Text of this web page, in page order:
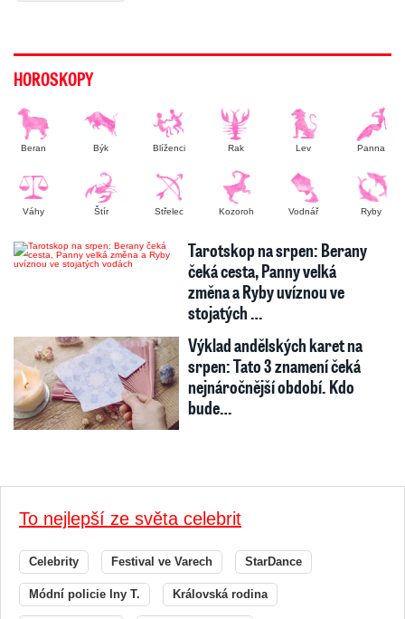
HOROSKOPY
Beran Býk Blíženci Rak Lev Panna
Váhy Štír Střelec Kozoroh Vodnář Ryby
Tarotskop na srpen: Berany
čeká cesta, Panny velká
změna a Ryby uvíznou ve
stojatých …
Výklad andělských karet na
srpen: Tato 3 znamení čeká
nejnáročnější období. Kdo
bude…
To nejlepší ze světa celebrit
Celebrity Festival ve Varech StarDance
Módní policie Iny T. Královská rodina